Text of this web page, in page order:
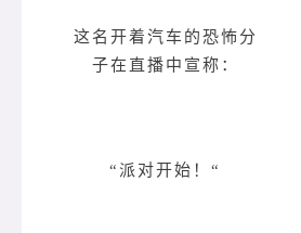
这名开着汽车的恐怖分
子在直播中宣称：
“派对开始！“